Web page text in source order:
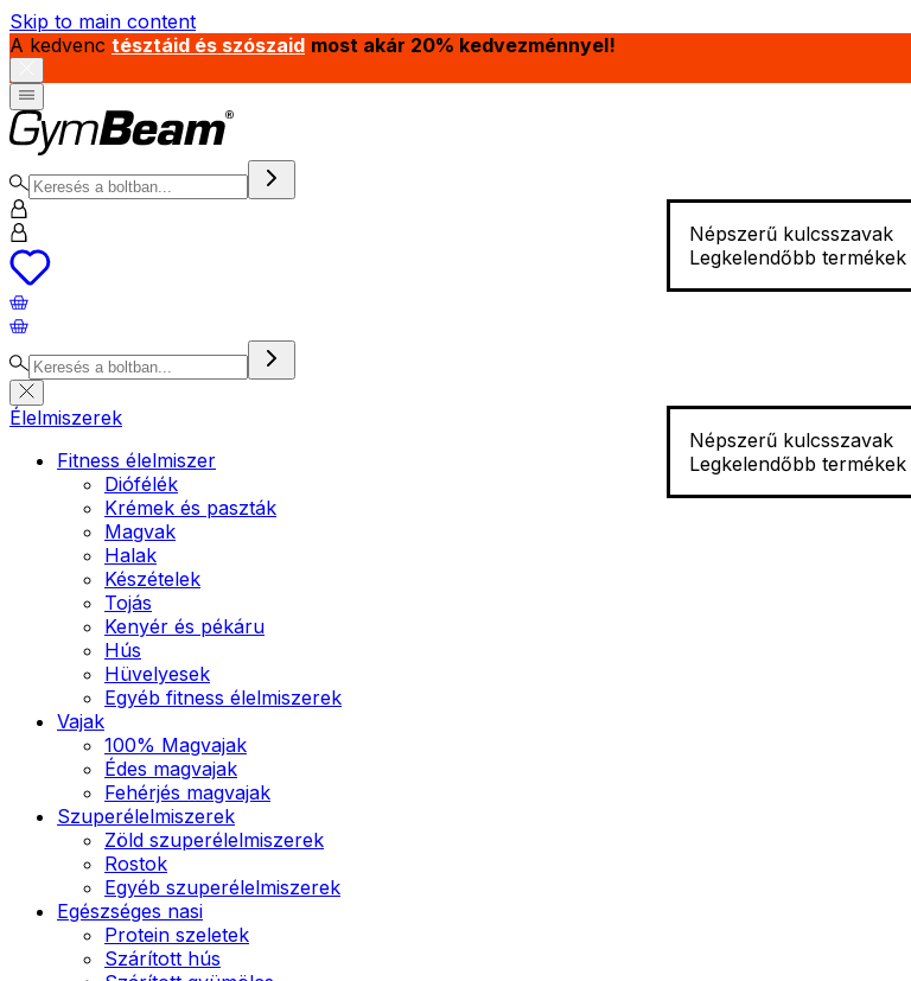
Skip to main content
A kedvenc tésztáid és szószaid most akár 20% kedvezménnyel!
Népszerű kulcsszavak
Legkelendőbb termékek
Népszerű kulcsszavak
Legkelendőbb termékek
Élelmiszerek
Fitness élelmiszer
Diófélék
Krémek és paszták
Magvak
Halak
Készételek
Tojás
Kenyér és pékáru
Hús
Hüvelyesek
Egyéb fitness élelmiszerek
Vajak
100% Magvajak
Édes magvajak
Fehérjés magvajak
Szuperélelmiszerek
Zöld szuperélelmiszerek
Rostok
Egyéb szuperélelmiszerek
Egészséges nasi
Protein szeletek
Szárított hús